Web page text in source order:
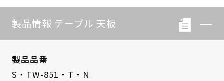
製品情報 テーブル 天板
製品品番
S・TW-851・T・N